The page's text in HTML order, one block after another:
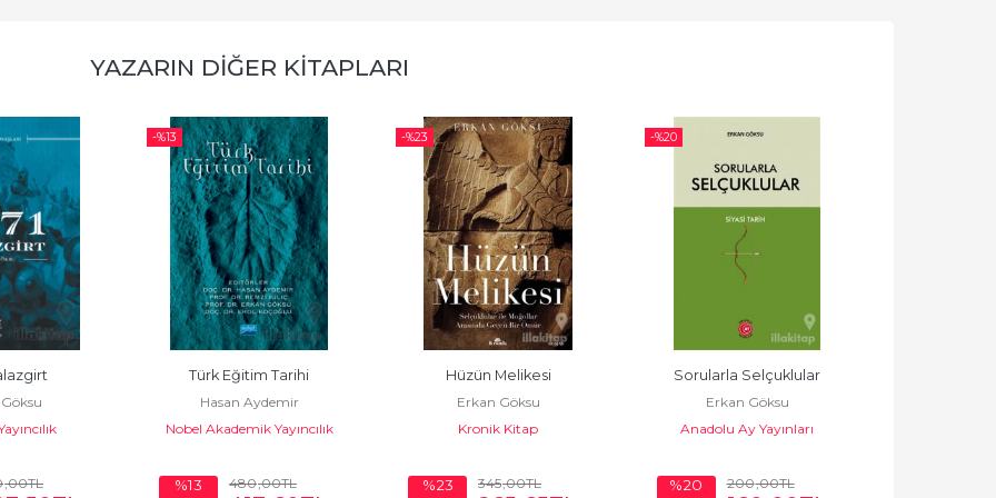
YAZARIN DIĞER KITAPLARI
,00TL
-%13
Türk Eğitim Tarihi
Hasan Aydemir
Nobel Akademik Yayıncılık
%13 480,00TL
-%23
Hüzün Melikesi
Erkan Göksu
Kronik Kitap
%23 345,00TL
-%20
Sorularla Selçuklular
Erkan Göksu
Anadolu Ay Yayınları
%20 200,00TL